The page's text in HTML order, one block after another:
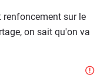
renfoncement sur le
on sait qu'on va